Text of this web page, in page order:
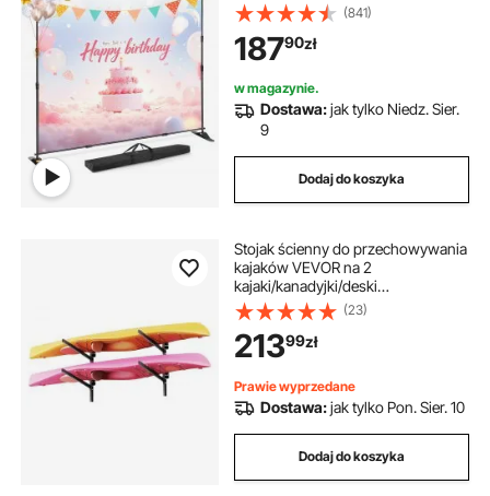
Możliwością Dostosowania 20 x 20
cm lub 20 x 25 cm, Stojak do tła z
Aluminium Materiał na Imprezy
świąteczne
(841)
18790zł
w magazynie.
Dostawa:jak tylko Niedz. Sier.
9
Dodaj do koszyka
Stojak ścienny do przechowywania
kajaków VEVOR na 2
kajaki/kanadyjki/deski
surfingowe/deski SUP/małe łodzie,
stojak na kajaki o udźwigu 90,7 kg,
regulowany uchwyt na kajak do
garażu
(23)
21399zł
Prawie wyprzedane
Dostawa:jak tylko Pon. Sier. 10
Dodaj do koszyka